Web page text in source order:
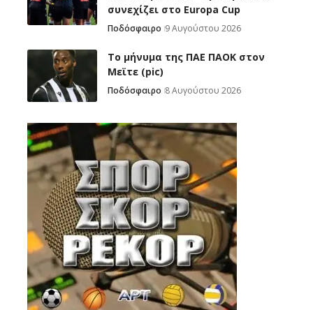
συνεχίζει στο Europa Cup
Ποδόσφαιρο 9 Αυγούστου 2026
Το μήνυμα της ΠΑΕ ΠΑΟΚ στον
Μεϊτε (pic)
Ποδόσφαιρο 8 Αυγούστου 2026